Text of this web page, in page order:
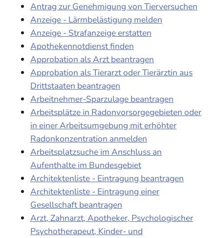
Antrag zur Genehmigung von Tierversuchen
Anzeige - Lärmbelästigung melden
Anzeige - Strafanzeige erstatten
Apothekennotdienst finden
Approbation als Arzt beantragen
Approbation als Tierarzt oder Tierärztin aus
Drittstaaten beantragen
Arbeitnehmer-Sparzulage beantragen
Arbeitsplätze in Radonvorsorgegebieten oder
in einer Arbeitsumgebung mit erhöhter
Radonkonzentration anmelden
Arbeitsplatzsuche im Anschluss an
Aufenthalte im Bundesgebiet
Architektenliste - Eintragung beantragen
Architektenliste - Eintragung einer
Gesellschaft beantragen
Arzt, Zahnarzt, Apotheker, Psychologischer
Psychotherapeut, Kinder- und